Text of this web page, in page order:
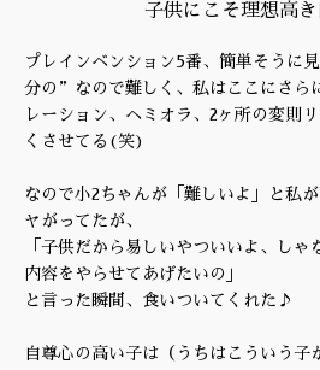
子供にこそ理想高き
プレインベンション5番、簡単そうに
分の”なので難しく、私はここにさら
レーション、ヘミオラ、2ヶ所の変則
くさせてる(笑)
なので小2ちゃんが「難しいよ」と私
ヤがってたが、
「子供だから易しいやついいよ、しゃ
内容をやらせてあげたいの」
と言った瞬間、食いついてくれた♪
自尊心の高い子は（うちはこういう子